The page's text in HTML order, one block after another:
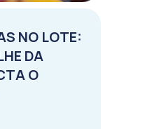
NO LOTE:
DA
O